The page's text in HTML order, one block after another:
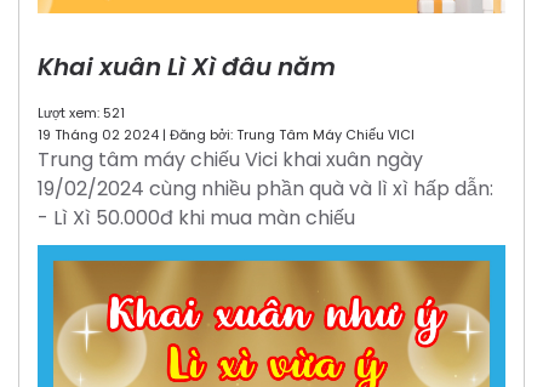
Khai xuân Lì Xì đâu năm
Lượt xem: 521
19 Tháng 02 2024 | Đăng bởi: Trung Tâm Máy Chiếu VICI
Trung tâm máy chiếu Vici khai xuân ngày
19/02/2024 cùng nhiều phần quà và lì xì hấp dẫn:
- Lì Xì 50.000đ khi mua màn chiếu